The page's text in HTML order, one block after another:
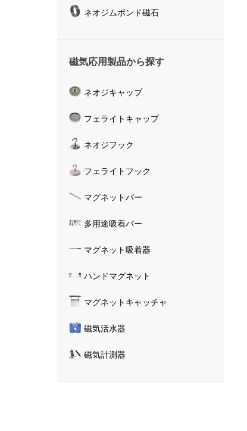
ネオジムボンド磁石
磁気応用製品から探す
ネオジキャップ
フェライトキャップ
ネオジフック
フェライトフック
マグネットバー
多用途吸着バー
マグネット吸着器
ハンドマグネット
マグネットキャッチャ
磁気活水器
磁気計測器